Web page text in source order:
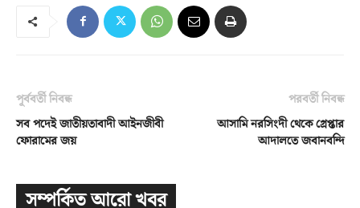
পূর্ববর্তী নিবন্ধ
সব পদেই জাতীয়তাবাদী আইনজীবী
ফোরামের জয়
পরবর্তী নিবন্ধ
আসামি নরসিংদী থেকে গ্রেপ্তার
আদালতে জবানবন্দি
সম্পর্কিত আরো খবর